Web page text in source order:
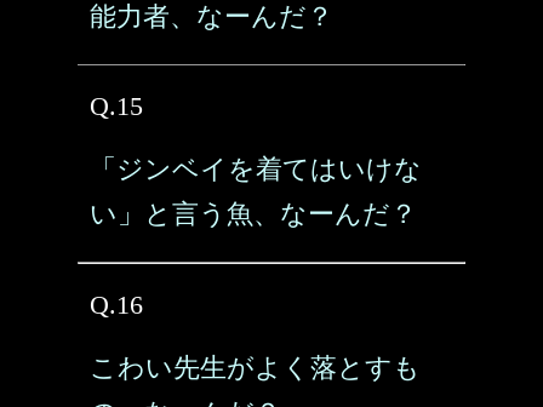
能力者、なーんだ？
Q.15
「ジンベイを着てはいけな
い」と言う魚、なーんだ？
Q.16
こわい先生がよく落とすも